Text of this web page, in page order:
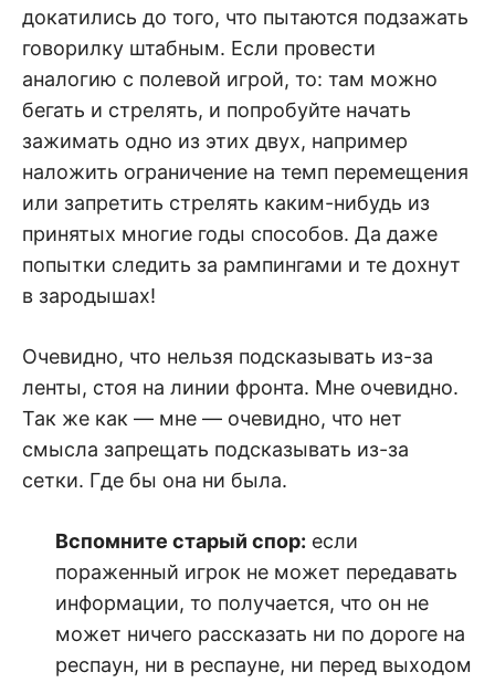
докатились до того, что пытаются подзажать
говорилку штабным. Если провести
аналогию с полевой игрой, то: там можно
бегать и стрелять, и попробуйте начать
зажимать одно из этих двух, например
наложить ограничение на темп перемещения
или запретить стрелять каким-нибудь из
принятых многие годы способов. Да даже
попытки следить за рампингами и те дохнут
в зародышах!
Очевидно, что нельзя подсказывать из-за
ленты, стоя на линии фронта. Мне очевидно.
Так же как — мне — очевидно, что нет
смысла запрещать подсказывать из-за
сетки. Где бы она ни была.
Вспомните старый спор: если
пораженный игрок не может передавать
информации, то получается, что он не
может ничего рассказать ни по дороге на
респаун, ни в респауне, ни перед выходом